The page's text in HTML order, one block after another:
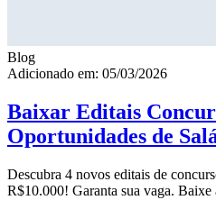
Blog
Adicionado em: 05/03/2026
Baixar Editais
Oportunidades de
Descubra 4 novos editais de
R$10.000! Garanta sua vaga. Baixe